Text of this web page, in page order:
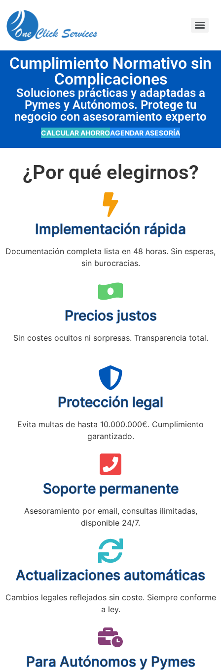
Cumplimiento Normativo sin
Complicaciones
Soluciones prácticas y adaptadas a
Pymes y Autónomos. Protege tu
negocio con asesoramiento experto
CALCULAR AHORROAGENDAR ASESORÍA
¿Por qué elegirnos?
Implementación rápida
Documentación completa lista en 48 horas. Sin esperas,
sin burocracias.
Precios justos
Sin costes ocultos ni sorpresas. Transparencia total.
Protección legal
Evita multas de hasta 10.000.000€. Cumplimiento
garantizado.
Soporte permanente
Asesoramiento por email, consultas ilimitadas,
disponible 24/7.
Actualizaciones automáticas
Cambios legales reflejados sin coste. Siempre conforme
a ley.
Para Autónomos y Pymes